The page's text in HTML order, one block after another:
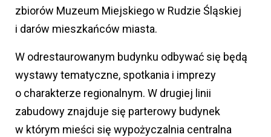
zbiorów Muzeum Miejskiego w Rudzie Śląskiej
i darów mieszkańców miasta.
W odrestaurowanym budynku odbywać się będą
wystawy tematyczne, spotkania i imprezy
o charakterze regionalnym. W drugiej linii
zabudowy znajduje się parterowy budynek
w którym mieści się wypożyczalnia centralna